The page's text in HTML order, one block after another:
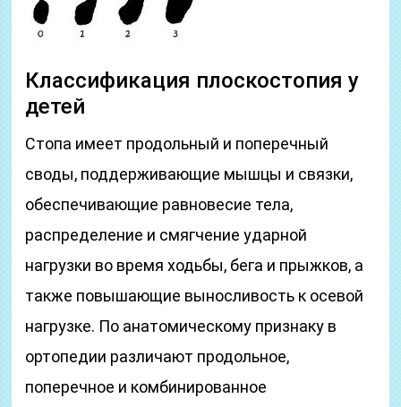
Классификация плоскостопия у
детей
Стопа имеет продольный и поперечный
своды, поддерживающие мышцы и связки,
обеспечивающие равновесие тела,
распределение и смягчение ударной
нагрузки во время ходьбы, бега и прыжков, а
также повышающие выносливость к осевой
нагрузке. По анатомическому признаку в
ортопедии различают продольное,
поперечное и комбинированное